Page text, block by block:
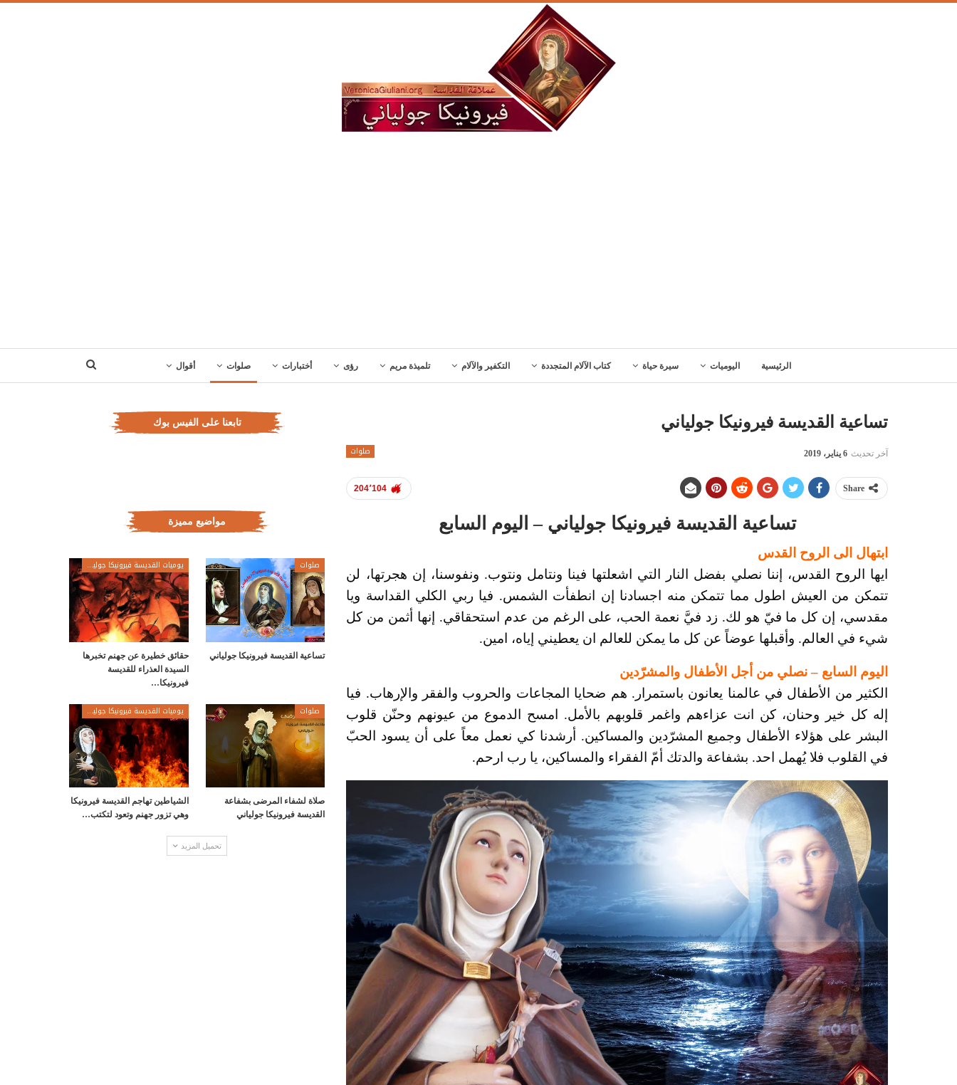
الرئيسية اليوميات سيرة حياة كتاب الآلام المتجددة التكفير والآلام تلميذة مريم رؤى أختبارات صلوات أقوال
تساعية القديسة فيرونيكا جولياني
صلوات آخر تحديث 6 يناير، 2019
204٬104 Share
تساعية القديسة فيرونيكا جولياني – اليوم السابع
ابتهال الى الروح القدس
ايها الروح القدس، إننا نصلي بفضل النار التي اشعلتها فينا ونتامل ونتوب. ونفوسنا، إن هجرتها، لن
تتمكن من العيش اطول مما تتمكن منه اجسادنا إن انطفأت الشمس. فيا ربي الكلي القداسة ويا
مقدسي، إن كل ما فيّ هو لك. زد فيَّ نعمة الحب، على الرغم من عدم استحقاقي. إنها أثمن من كل
شيء في العالم. وأقبلها عوضاً عن كل ما يمكن للعالم ان يعطيني إياه، امين.
اليوم السابع – نصلي من أجل الأطفال والمشرّدين
الكثير من الأطفال في عالمنا يعانون باستمرار. هم ضحايا المجاعات والحروب والفقر والإرهاب. فيا
إله كل خير وحنان، كن انت عزاءهم واغمر قلوبهم بالأمل. امسح الدموع من عيونهم وحنّن قلوب
البشر على هؤلاء الأطفال وجميع المشرّدين والمساكين. أرشدنا كي نعمل معاً على أن يسود الحبّ
في القلوب فلا يُهمل احد. بشفاعة والدتك أمّ الفقراء والمساكين، يا رب ارحم.
تابعنا على الفيس بوك
مواضيع مميزة
صلوات
تساعية القديسة فيرونيكا جولياني
يوميات القديسة فيرونيكا جولياني
حقائق خطيرة عن جهنم تخبرها
السيدة العذراء للقديسة
فيرونيكا…
صلوات
صلاة لشفاء المرضى بشفاعة
القديسة فيرونيكا جولياني
يوميات القديسة فيرونيكا جولياني
الشياطين تهاجم القديسة فيرونيكا
وهي تزور جهنم وتعود لتكتب…
تحميل المزيد